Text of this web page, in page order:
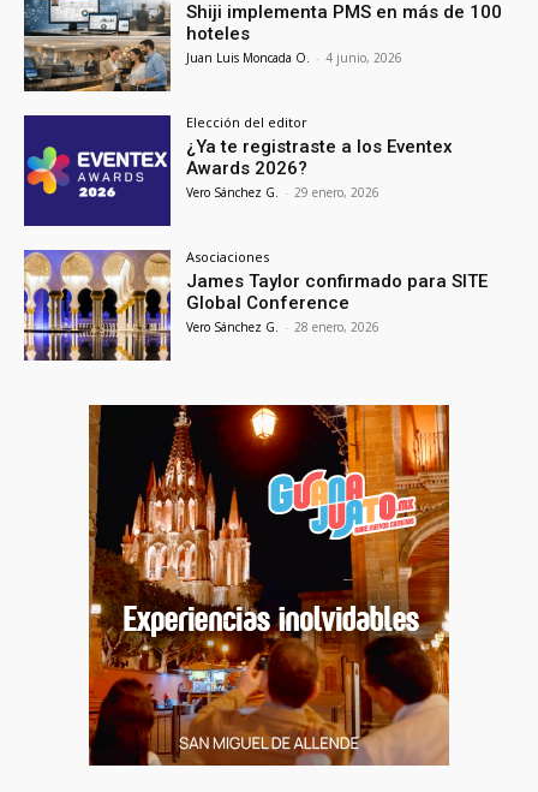
Shiji implementa PMS en más de 100
hoteles
Juan Luis Moncada O. - 4 junio, 2026
Elección del editor
¿Ya te registraste a los Eventex
Awards 2026?
Vero Sánchez G. - 29 enero, 2026
Asociaciones
James Taylor confirmado para SITE
Global Conference
Vero Sánchez G. - 28 enero, 2026